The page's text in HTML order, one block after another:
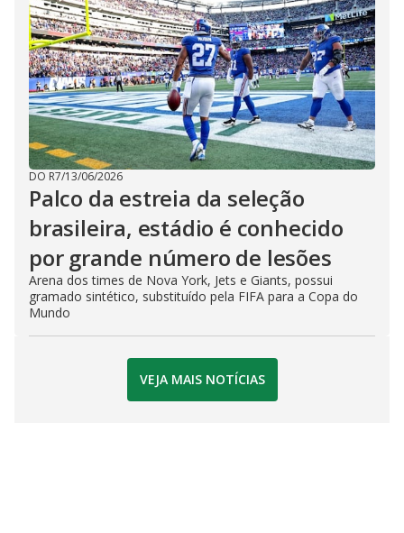
DO R7/13/06/2026
Palco da estreia da seleção
brasileira, estádio é conhecido
por grande número de lesões
Arena dos times de Nova York, Jets e Giants, possui
gramado sintético, substituído pela FIFA para a Copa do
Mundo
VEJA MAIS NOTÍCIAS